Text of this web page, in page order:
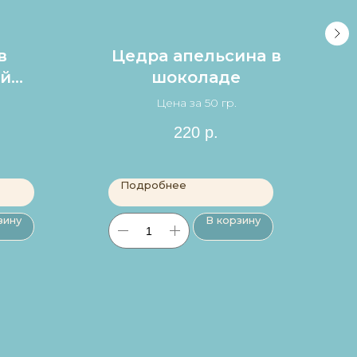
Цедра апельсина в
шоколаде
Цена за 50 гр.
220 р.
Подробнее
В корзину